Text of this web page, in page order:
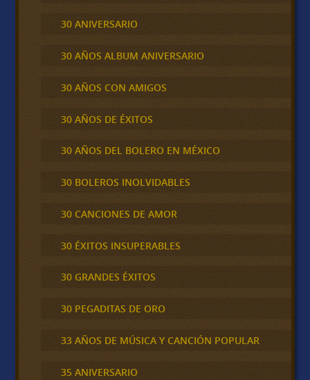
30 ANIVERSARIO
30 AÑOS ALBUM ANIVERSARIO
30 AÑOS CON AMIGOS
30 AÑOS DE ÉXITOS
30 AÑOS DEL BOLERO EN MÉXICO
30 BOLEROS INOLVIDABLES
30 CANCIONES DE AMOR
30 ÉXITOS INSUPERABLES
30 GRANDES ÉXITOS
30 PEGADITAS DE ORO
33 AÑOS DE MÚSICA Y CANCIÓN POPULAR
35 ANIVERSARIO